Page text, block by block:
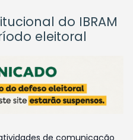
do IBRAM
eleitoral